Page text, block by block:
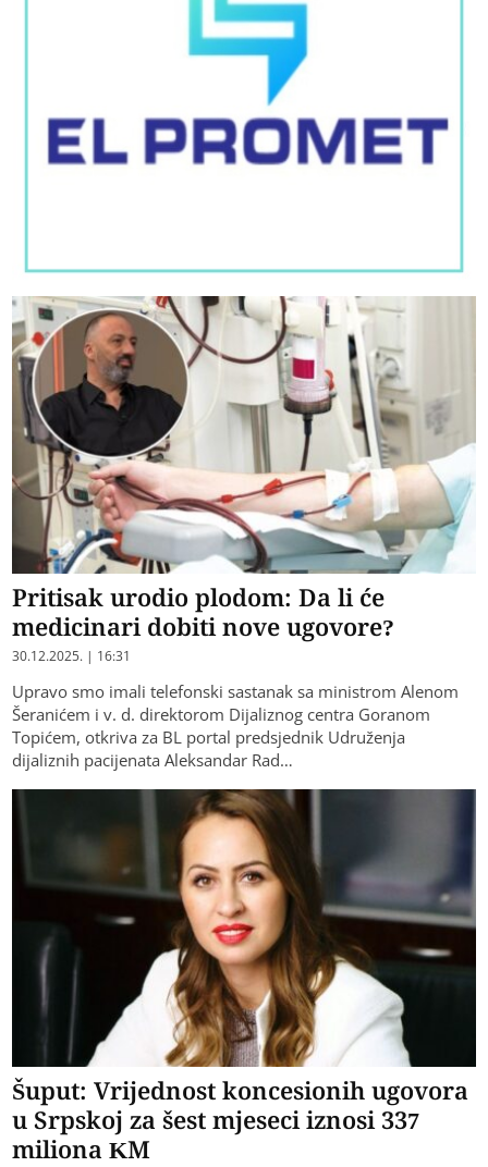
Pritisak urodio plodom: Da li će
medicinari dobiti nove ugovore?
30.12.2025. | 16:31
Upravo smo imali telefonski sastanak sa ministrom Alenom
Šeranićem i v. d. direktorom Dijaliznog centra Goranom
Topićem, otkriva za BL portal predsjednik Udruženja
dijaliznih pacijenata Aleksandar Rad…
Šuput: Vrijednost koncesionih ugovora
u Srpskoj za šest mjeseci iznosi 337
miliona KM